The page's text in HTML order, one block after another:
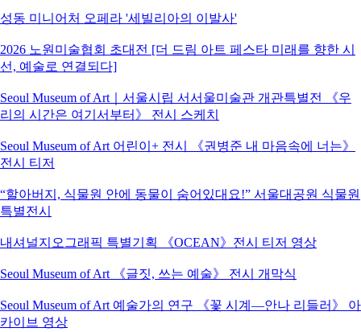
성동 미니어처 오페라 '세빌리아의 이발사'
2026 노원미술협회 초대전 [더 드림 아트 페스타 미래를 향한 시
선, 예술로 연결되다]
Seoul Museum of Art｜서울시립 서서울미술관 개관특별전 《우
리의 시간은 여기서부터》 전시 스케치
Seoul Museum of Art 어린이+ 전시 《권병준 내 마음속에 너는》
전시 티저
“할아버지, 식물원 안에 동물이 숨어있대요!” 서울대공원 식물원
특별전시
내셔널지오그래픽 특별기획 《OCEAN》전시 티저 영상
Seoul Museum of Art 《글짓, 쓰는 예술》 전시 개막식
Seoul Museum of Art 예술가의 연구 《꽃 시계―안나 리들러》 아
카이브 영상